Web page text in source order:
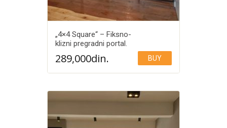
„4×4 Square“ – Fiksno-
klizni pregradni portal.
289,000din. BUY